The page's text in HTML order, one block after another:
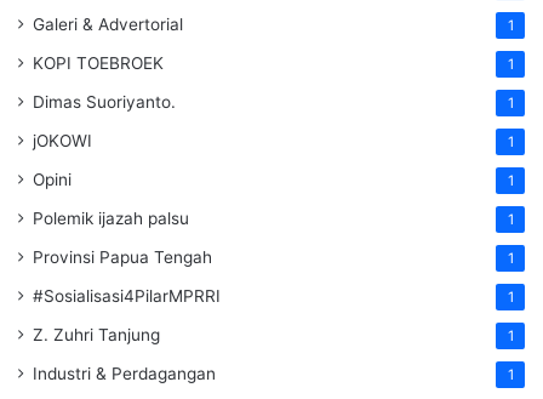
Galeri & Advertorial 1
KOPI TOEBROEK 1
Dimas Suoriyanto. 1
jOKOWI 1
Opini 1
Polemik ijazah palsu 1
Provinsi Papua Tengah 1
#Sosialisasi4PilarMPRRI 1
Z. Zuhri Tanjung 1
Industri & Perdagangan 1